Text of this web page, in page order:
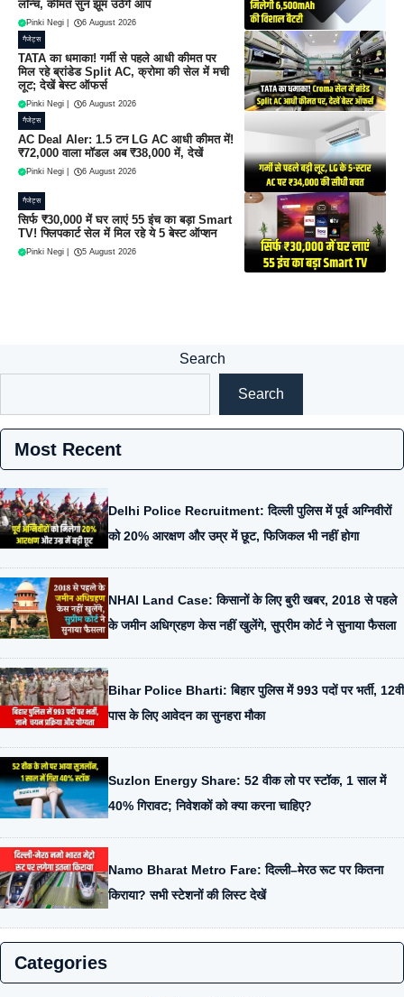
लॉन्च, कीमत सुन झूम उठेंगे आप
Pinki Negi 6 August 2026
गैजेट्स
TATA का धमाका! गर्मी से पहले आधी कीमत पर
मिल रहे ब्रांडेड Split AC, क्रोमा की सेल में मची
लूट; देखें बेस्ट ऑफर्स
Pinki Negi 6 August 2026
गैजेट्स
AC Deal Aler: 1.5 टन LG AC आधी कीमत में!
₹72,000 वाला मॉडल अब ₹38,000 में, देखें
Pinki Negi 6 August 2026
गैजेट्स
सिर्फ ₹30,000 में घर लाएं 55 इंच का बड़ा Smart
TV! फ्लिपकार्ट सेल में मिल रहे ये 5 बेस्ट ऑप्शन
Pinki Negi 5 August 2026
Search
Search
Most Recent
Delhi Police Recruitment: दिल्ली पुलिस में पूर्व अग्निवीरों
को 20% आरक्षण और उम्र में छूट, फिजिकल भी नहीं होगा
NHAI Land Case: किसानों के लिए बुरी खबर, 2018 से पहले
के जमीन अधिग्रहण केस नहीं खुलेंगे, सुप्रीम कोर्ट ने सुनाया फैसला
Bihar Police Bharti: बिहार पुलिस में 993 पदों पर भर्ती, 12वीं
पास के लिए आवेदन का सुनहरा मौका
Suzlon Energy Share: 52 वीक लो पर स्टॉक, 1 साल में
40% गिरावट; निवेशकों को क्या करना चाहिए?
Namo Bharat Metro Fare: दिल्ली–मेरठ रूट पर कितना
किराया? सभी स्टेशनों की लिस्ट देखें
Categories